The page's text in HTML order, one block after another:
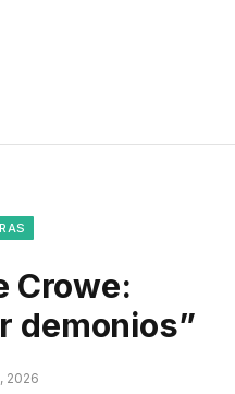
Crowe:
demonios”
2026